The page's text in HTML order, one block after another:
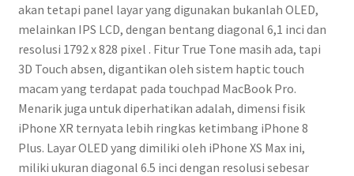
akan tetapi panel layar yang digunakan bukanlah OLED,
melainkan IPS LCD, dengan bentang diagonal 6,1 inci dan
resolusi 1792 x 828 pixel . Fitur True Tone masih ada, tapi
3D Touch absen, digantikan oleh sistem haptic touch
macam yang terdapat pada touchpad MacBook Pro.
Menarik juga untuk diperhatikan adalah, dimensi fisik
iPhone XR ternyata lebih ringkas ketimbang iPhone 8
Plus. Layar OLED yang dimiliki oleh iPhone XS Max ini,
miliki ukuran diagonal 6.5 inci dengan resolusi sebesar